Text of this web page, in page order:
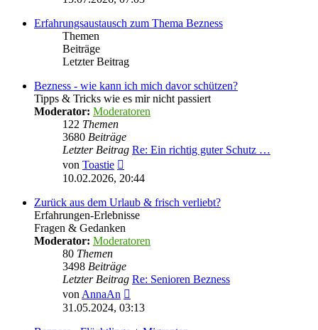
Erfahrungsaustausch zum Thema Bezness
Themen
Beiträge
Letzter Beitrag
Bezness - wie kann ich mich davor schützen?
Tipps & Tricks wie es mir nicht passiert
Moderator: Moderatoren
122 Themen
3680 Beiträge
Letzter Beitrag Re: Ein richtig guter Schutz …
von Toastie
Beitrag
10.02.2026, 20:44
Zurück aus dem Urlaub & frisch verliebt?
Erfahrungen-Erlebnisse
Fragen & Gedanken
Moderator: Moderatoren
80 Themen
3498 Beiträge
Letzter Beitrag Re: Senioren Bezness
von AnnaAn
Beitrag
31.05.2024, 03:13